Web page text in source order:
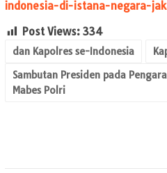
indonesia-di-istana-negara-
Post Views: 334
dan Kapolres se-Indonesia
Sambutan Presiden pada
Mabes Polri